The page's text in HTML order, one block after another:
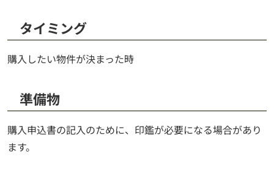
タイミング
購入したい物件が決まった時
準備物
購入申込書の記入のために、印鑑が必要になる場合があり
ます。